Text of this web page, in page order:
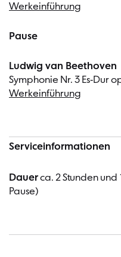
Werkeinführung
Pause
Ludwig van Beethoven
Symphonie Nr. 3 Es-Dur
Werkeinführung
Serviceinformationen
Dauerca. 2 Stunden
Pause)